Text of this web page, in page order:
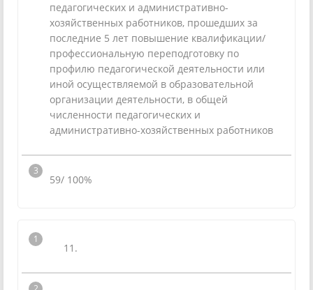
педагогических и административно-
хозяйственных работников, прошедших за
последние 5 лет повышение квалификации/
профессиональную переподготовку по
профилю педагогической деятельности или
иной осуществляемой в образовательной
организации деятельности, в общей
численности педагогических и
административно-хозяйственных работников
59/ 100%
11.